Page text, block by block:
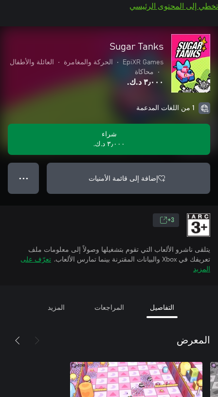
تخطي إلى المحتوى الرئيسي
Sugar Tanks
EpiXR Games
• الحركة والمغامرة •
العائلة والأطفال
•
محاكاة
٣٫٠٠٠ د.ك.‏
1 من اللغات المدعمة
شراء
٣٫٠٠٠ د.ك.‏
إضافة إلى قائمة الأمنيات ● ● ●
3+
يتلقى ناشرو الألعاب التي تقوم بتشغيلها وصولاً إلى معلومات ملف
تعريفك في Xbox والبيانات المقترنة بينما تمارس الألعاب.
تعرّف على
المزيد
التفاصيل المراجعات المزيد
المعرض